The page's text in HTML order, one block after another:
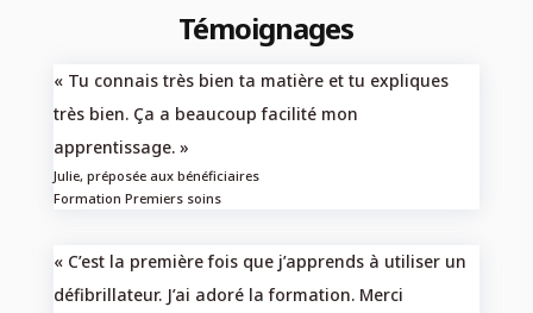
Témoignages
« Tu connais très bien ta matière et tu expliques
très bien. Ça a beaucoup facilité mon
apprentissage. »
Julie, préposée aux bénéficiaires
Formation Premiers soins
« C’est la première fois que j’apprends à utiliser un
défibrillateur. J’ai adoré la formation. Merci